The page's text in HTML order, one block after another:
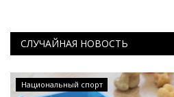
СЛУЧАЙНАЯ НОВОСТЬ
Национальный спорт